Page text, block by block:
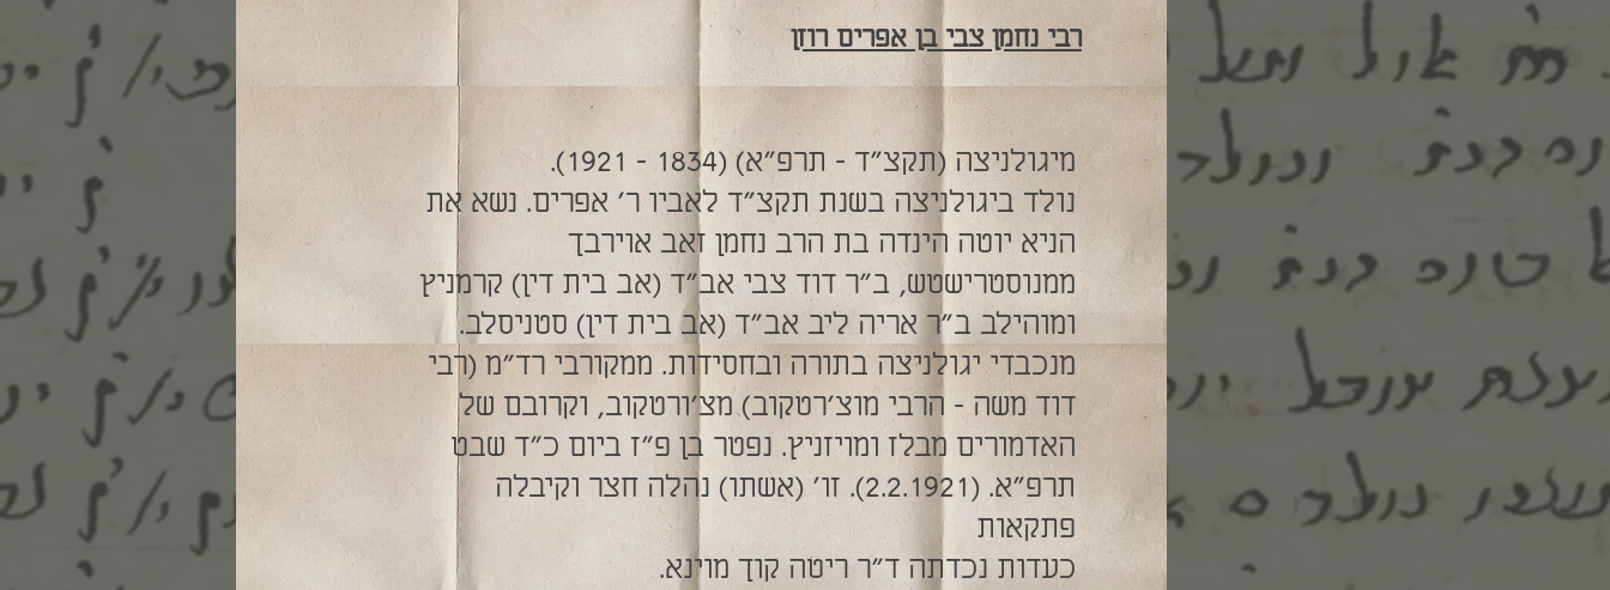
רבי נחמן צבי בן אפרים רוזן
מיגולניצה (תקצ"ד – תרפ"א) (1834 – 1921).
נולד ביגולניצה בשנת תקצ"ד לאביו ר' אפרים. נשא את
הניא יוטה הינדה בת הרב נחמן זאב אוירבך
ממנוסטרישטש, ב"ר דוד צבי אב"ד (אב בית דין) קרמניץ
ומוהילב ב"ר אריה ליב אב"ד (אב בית דין) סטניסלב.
מנכבדי יגולניצה בתורה ובחסידות. ממקורבי רד"מ (רבי
דוד משה – הרבי מוצ'רטקוב) מצ'ורטקוב, וקרובם של
האדמורים מבלז ומויזניץ. נפטר בן פ"ז ביום כ"ד שבט
תרפ"א. (2.2.1921). זו' (אשתו) נהלה חצר וקיבלה
פתקאות
כעדות נכדתה ד"ר ריטה קוך מוינא.